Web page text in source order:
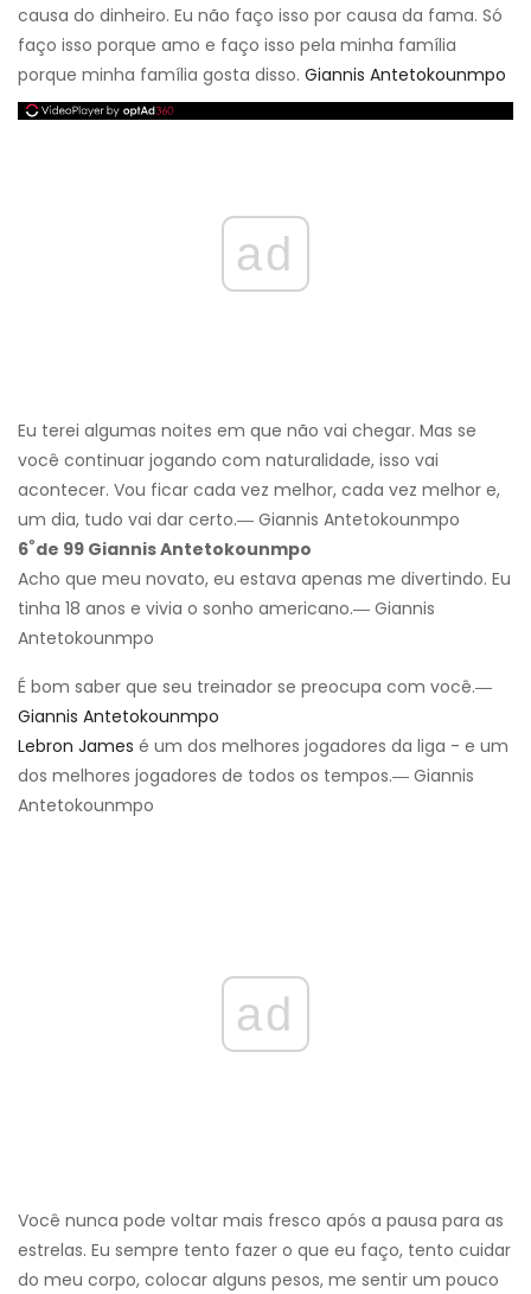
causa do dinheiro. Eu não faço isso por causa da fama. Só
faço isso porque amo e faço isso pela minha família
porque minha família gosta disso. Giannis Antetokounmpo
ad
Eu terei algumas noites em que não vai chegar. Mas se
você continuar jogando com naturalidade, isso vai
acontecer. Vou ficar cada vez melhor, cada vez melhor e,
um dia, tudo vai dar certo.― Giannis Antetokounmpo
6ºde 99 Giannis Antetokounmpo
Acho que meu novato, eu estava apenas me divertindo. Eu
tinha 18 anos e vivia o sonho americano.― Giannis
Antetokounmpo
É bom saber que seu treinador se preocupa com você.―
Giannis Antetokounmpo
Lebron James é um dos melhores jogadores da liga - e um
dos melhores jogadores de todos os tempos.― Giannis
Antetokounmpo
ad
Você nunca pode voltar mais fresco após a pausa para as
estrelas. Eu sempre tento fazer o que eu faço, tento cuidar
do meu corpo, colocar alguns pesos, me sentir um pouco